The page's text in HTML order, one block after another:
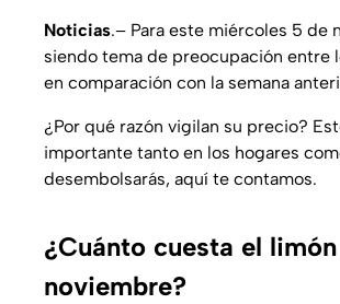
Noticias.– Para este miércoles 5
siendo tema de preocupación entre
en comparación con la semana
¿Por qué razón vigilan su precio?
importante tanto en los hogares
desembolsarás, aquí te contamos.
¿Cuánto cuesta el
noviembre?